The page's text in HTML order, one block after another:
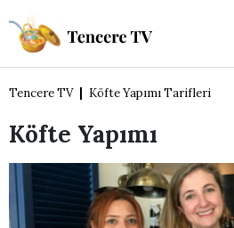
Tencere TV Köfte Yapımı Tarifleri
Köfte Yapımı